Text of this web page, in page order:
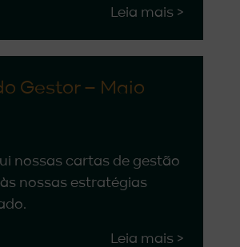
Leia mais >
Gestor – Maio
nossas cartas de gestão
nossas estratégias
Leia mais >